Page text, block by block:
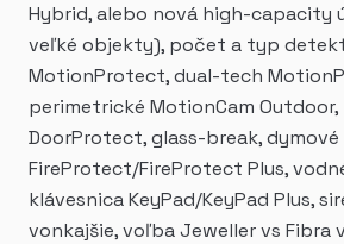
Hybrid, alebo nová high-capacity
veľké objekty), počet a typ
MotionProtect, dual-tech
perimetrické MotionCam
DoorProtect, glass-break, dymové
FireProtect/FireProtect Plus,
klávesnica KeyPad/KeyPad Plus,
vonkajšie, voľba Jeweller vs Fibra